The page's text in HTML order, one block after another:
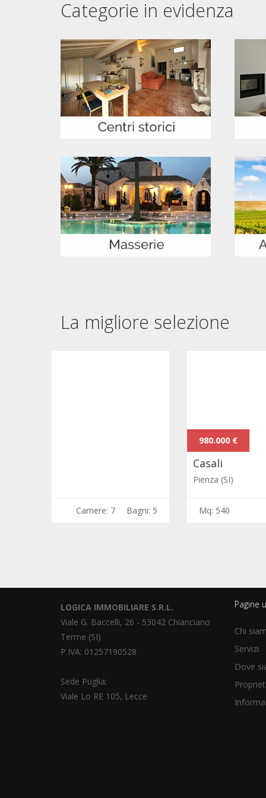
Categorie in evidenza
La migliore selezione
Mq: 540 Camere: 5
LOGICA IMMOBILIARE S.R.L.
Viale G. Baccelli, 26 - 53042 Chianciano
Terme (SI)
P.IVA: 01257190528
Sede Puglia:
Viale Lo RE 105, Lecce
Pagine
Chi
Servizi
Dove